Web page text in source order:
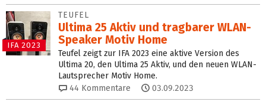
IFA 2023
TEUFEL
Ultima 25 Aktiv und tragbarer WLAN-
Speaker Motiv Home
Teufel zeigt zur IFA 2023 eine aktive Version des
Ultima 20, den Ultima 25 Aktiv, und den neuen WLAN-
Lautsprecher Motiv Home.
44 Kommentare 03.09.2023